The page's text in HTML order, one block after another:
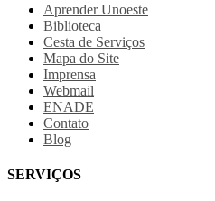
Aprender Unoeste
Biblioteca
Cesta de Serviços
Mapa do Site
Imprensa
Webmail
ENADE
Contato
Blog
SERVIÇOS